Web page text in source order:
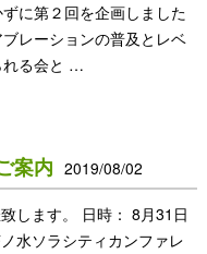
に第２回を企画しました
レーションの普及とレベ
れる会と …
案内 2019/08/02
します。 日時： 8月31日
水ソラシティカンファレ